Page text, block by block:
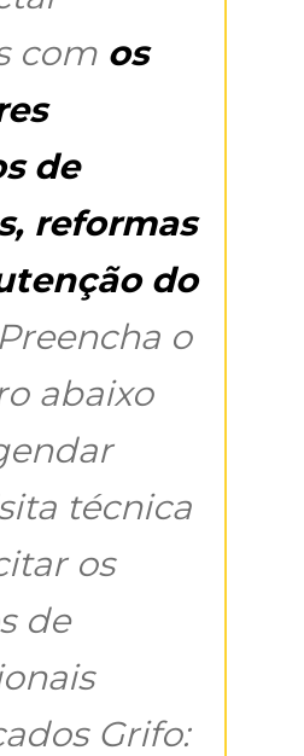
com os
de
reformas
do
o
abaixo
técnica
os
de
Grifo: